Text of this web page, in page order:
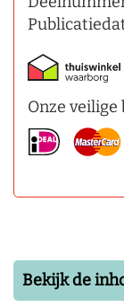
Onze
Bekijk de